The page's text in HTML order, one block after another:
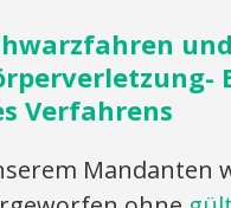
und
Verfahrens
Mandanten